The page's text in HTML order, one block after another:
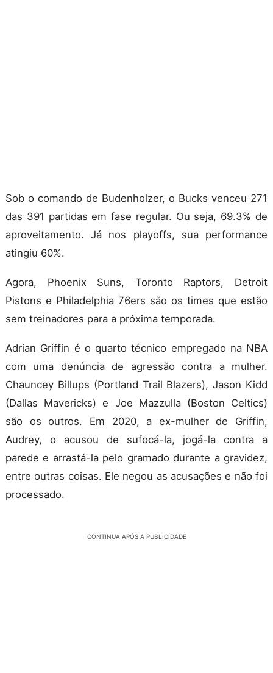
Sob o comando de Budenholzer, o Bucks venceu 271
das 391 partidas em fase regular. Ou seja, 69.3% de
aproveitamento. Já nos playoffs, sua performance
atingiu 60%.
Agora, Phoenix Suns, Toronto Raptors, Detroit
Pistons e Philadelphia 76ers são os times que estão
sem treinadores para a próxima temporada.
Adrian Griffin é o quarto técnico empregado na NBA
com uma denúncia de agressão contra a mulher.
Chauncey Billups (Portland Trail Blazers), Jason Kidd
(Dallas Mavericks) e Joe Mazzulla (Boston Celtics)
são os outros. Em 2020, a ex-mulher de Griffin,
Audrey, o acusou de sufocá-la, jogá-la contra a
parede e arrastá-la pelo gramado durante a gravidez,
entre outras coisas. Ele negou as acusações e não foi
processado.
CONTINUA APÓS A PUBLICIDADE